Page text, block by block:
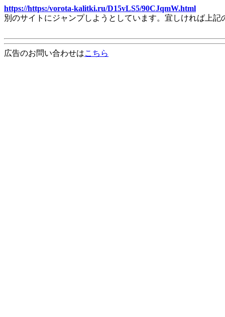
https://https:/vorota-kalitki.ru/D15vLS5/90CJqmW.html
別のサイトにジャンプしようとしています。宜しければ上
広告のお問い合わせはこちら